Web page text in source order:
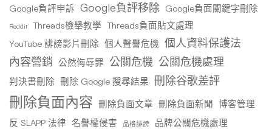
Google負評申訴 Google負評移除 Google負面關鍵字刪除
Reddit Threads檢舉教學 Threads負面貼文處理
YouTube 誹謗影片刪除 個人聲譽危機 個人資料保護法
內容營銷 公然侮辱罪 公關危機 公關危機處理
判決書刪除 刪除 Google 搜尋結果 刪除谷歌差評
刪除負面內容 刪除負面文章 刪除負面新聞 博客管理
反 SLAPP 法律 名譽權侵害 品格誹謗
品牌公關危機處理